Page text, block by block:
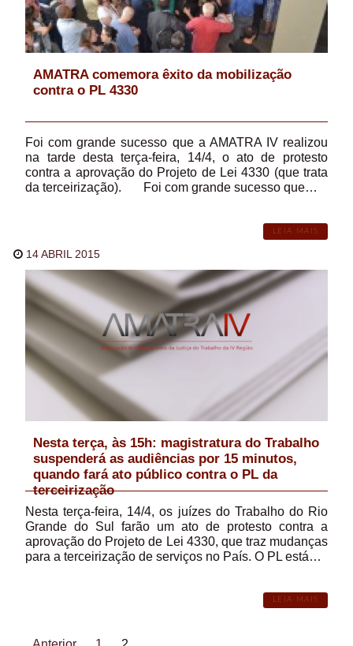
AMATRA comemora êxito da mobilização
contra o PL 4330
Foi com grande sucesso que a AMATRA IV realizou
na tarde desta terça-feira, 14/4, o ato de protesto
contra a aprovação do Projeto de Lei 4330 (que trata
da terceirização). Foi com grande sucesso que…
LEIA MAIS
14 ABRIL 2015
Nesta terça, às 15h: magistratura do Trabalho
suspenderá as audiências por 15 minutos,
quando fará ato público contra o PL da
terceirização
Nesta terça-feira, 14/4, os juízes do Trabalho do Rio
Grande do Sul farão um ato de protesto contra a
aprovação do Projeto de Lei 4330, que traz mudanças
para a terceirização de serviços no País. O PL está…
LEIA MAIS